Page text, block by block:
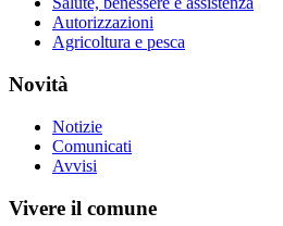
Autorizzazioni
Agricoltura e pesca
Novità
Notizie
Comunicati
Avvisi
Vivere il comune